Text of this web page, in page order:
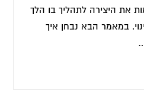
את היצירה לתהליך בו הלך
במאמר הבא נבחן איך